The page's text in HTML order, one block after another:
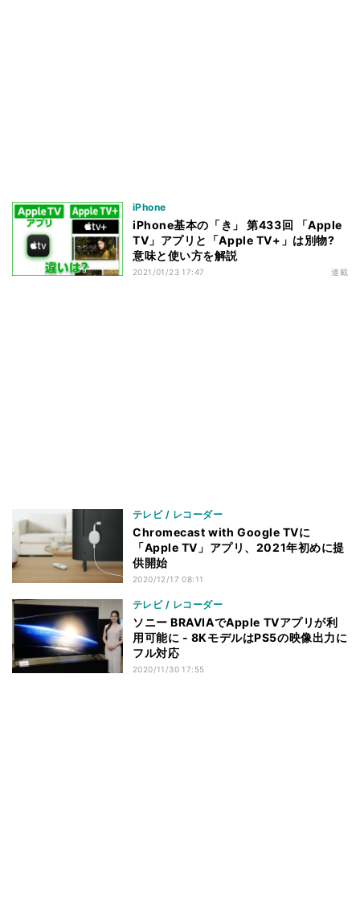
iPhone
iPhone基本の「き」 第433回 「Apple
TV」アプリと「Apple TV+」は別物?
意味と使い方を解説
2021/01/23 17:47 連載
テレビ / レコーダー
Chromecast with Google TVに
「Apple TV」アプリ、2021年初めに提
供開始
2020/12/17 08:11
テレビ / レコーダー
ソニー BRAVIAでApple TVアプリが利
用可能に - 8KモデルはPS5の映像出力に
フル対応
2020/11/30 17:55